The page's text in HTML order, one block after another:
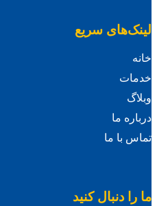
لینک‌های سریع
خانه
خدمات
وبلاگ
درباره ما
تماس با ما
ما را دنبال کنید